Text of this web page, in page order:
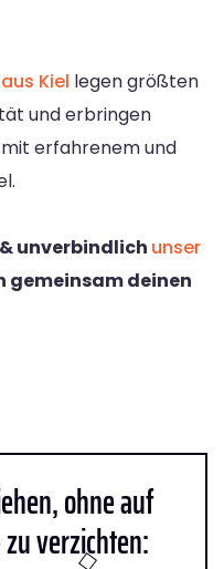
Kiel legen größten
und erbringen
erfahrenem und
unverbindlich unser
gemeinsam deinen
ohne auf
verzichten: